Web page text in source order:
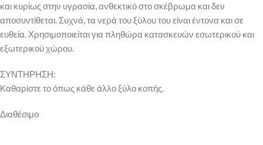
και κυρίως στην υγρασία, ανθεκτικό στο σκέβρωμα και δεν
αποσυντίθεται. Συχνά, τα νερά του ξύλου του είναι έντονα και σε
ευθεία. Χρησιμοποιείται για πληθώρα κατασκευών εσωτερικού και
εξωτερικού χώρου.
ΣΥΝΤΗΡΗΣΗ:
Καθαρίστε το όπως κάθε άλλο ξύλο κοπής.
Διαθέσιμο